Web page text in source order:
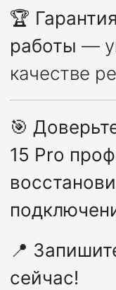
🏆
работы —
качестве
🎯
15 Pro
📍
сейчас!